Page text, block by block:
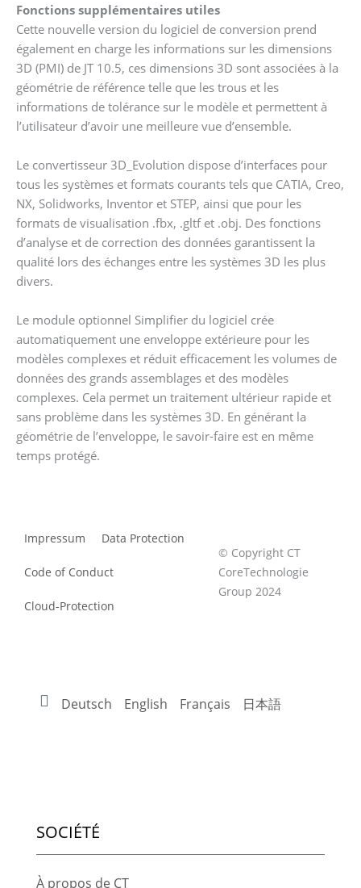
Fonctions supplémentaires utiles
Cette nouvelle version du logiciel de conversion prend
également en charge les informations sur les dimensions
3D (PMI) de JT 10.5, ces dimensions 3D sont associées à la
géométrie de référence telle que les trous et les
informations de tolérance sur le modèle et permettent à
l’utilisateur d’avoir une meilleure vue d’ensemble.
Le convertisseur 3D_Evolution dispose d’interfaces pour
tous les systèmes et formats courants tels que CATIA, Creo,
NX, Solidworks, Inventor et STEP, ainsi que pour les
formats de visualisation .fbx, .gltf et .obj. Des fonctions
d’analyse et de correction des données garantissent la
qualité lors des échanges entre les systèmes 3D les plus
divers.
Le module optionnel Simplifier du logiciel crée
automatiquement une enveloppe extérieure pour les
modèles complexes et réduit efficacement les volumes de
données des grands assemblages et des modèles
complexes. Cela permet un traitement ultérieur rapide et
sans problème dans les systèmes 3D. En générant la
géométrie de l’enveloppe, le savoir-faire est en même
temps protégé.
Impressum Data Protection
Code of Conduct
Cloud-Protection
© Copyright CT
CoreTechnologie
Group 2024
Deutsch English Français 日本語
SOCIÉTÉ
À propos de CT